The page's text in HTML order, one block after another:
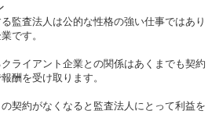
監査法人は公的な性格の強い仕事ではあり
です。
ライアント企業との関係はあくまでも契約
酬を受け取ります。
契約がなくなると監査法人にとって利益を